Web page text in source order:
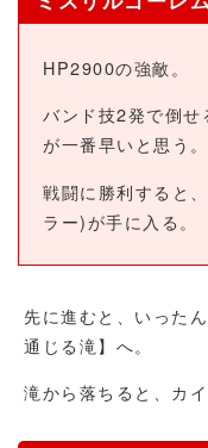
HP2900の強敵。
バンド技2発で倒せ
が一番早いと思う。
戦闘に勝利すると
ラー)が手に入る。
先に進むと、いった
通じる滝】へ。
滝から落ちると、カ